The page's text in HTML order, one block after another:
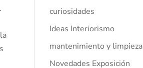
curiosidades
Ideas Interiorismo
mantenimiento y limpieza
Novedades Exposición